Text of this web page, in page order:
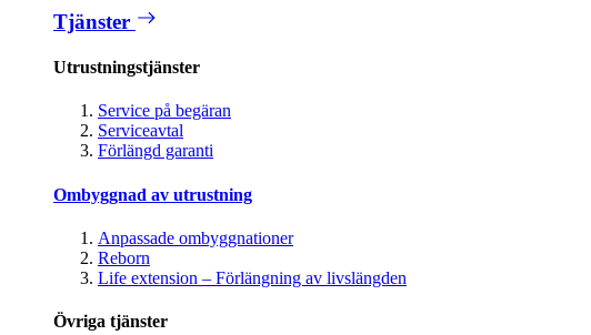
Tjänster
Utrustningstjänster
Service på begäran
Serviceavtal
Förlängd garanti
Ombyggnad av utrustning
Anpassade ombyggnationer
Reborn
Life extension – Förlängning av livslängden
Övriga tjänster